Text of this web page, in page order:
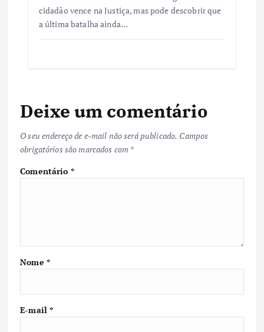
cidadão vence na Justiça, mas pode descobrir que
a última batalha ainda…
Deixe um comentário
O seu endereço de e-mail não será publicado. Campos
obrigatórios são marcados com *
Comentário *
Nome *
E-mail*